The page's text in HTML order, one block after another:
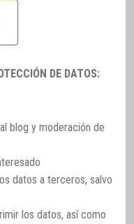
DE DATOS:
blog y moderación de
datos a terceros, salvo
los datos, así como